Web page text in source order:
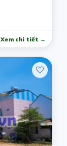
Xem chi tiết →